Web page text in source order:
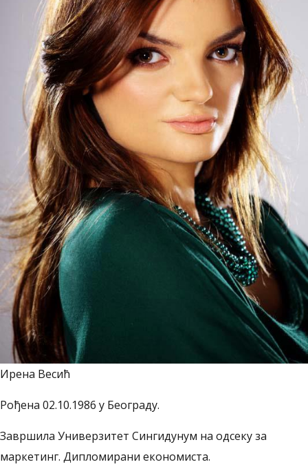
Ирена Весић
Рођена 02.10.1986 у Београду.
Завршила Универзитет Сингидунум на одсеку за
маркетинг. Дипломирани економиста.